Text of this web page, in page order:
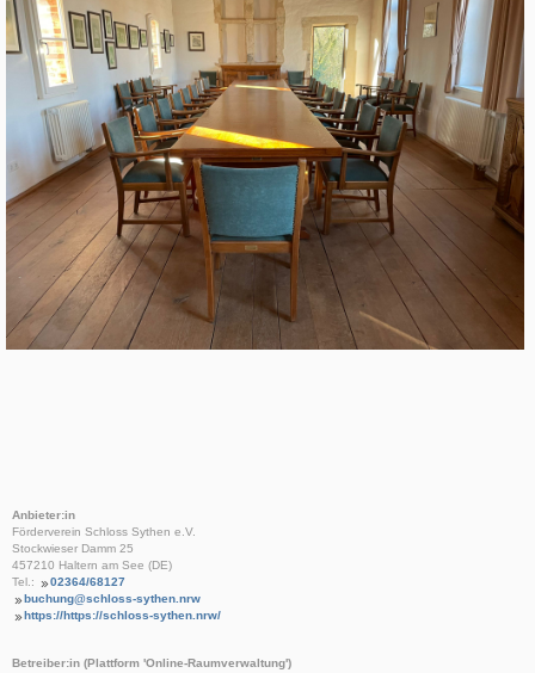
Anbieter:in
Förderverein Schloss Sythen e.V.
Stockwieser Damm 25
457210 Haltern am See (DE)
Tel.:
02364/68127
buchung@schloss-sythen.nrw
https://https://schloss-sythen.nrw/
Betreiber:in (Plattform 'Online-Raumverwaltung')